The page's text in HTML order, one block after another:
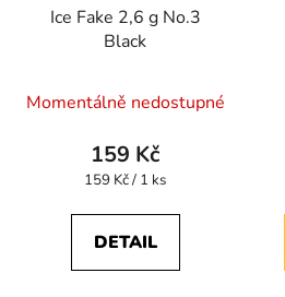
Ice Fake 2,6 g No.3
Black
Momentálně nedostupné
159 Kč
Měrná
159 Kč / 1 ks
DETAIL